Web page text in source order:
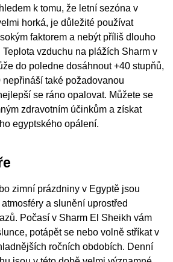
k tomu, že letní sezóna v
horká, je důležité používat
faktorem a nebýt příliš dlouho
vzduchu na plážích Sharm v
do poledne dosáhnout +40 stupňů,
také požadovanou
se ráno opalovat. Můžete se
zdravotním účinkům a získat
egyptského opálení.
zimní prázdniny v Egyptě jsou
a slunění uprostřed
Počasí v Sharm El Sheikh vám
potápět se nebo volně stříkat v
ročních obdobích. Denní